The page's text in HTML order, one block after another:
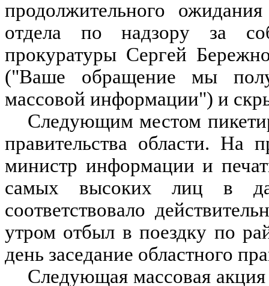
продолжительного
отдела по надзору за
прокуратуры Сергей
("Ваше обращение мы
массовой информации") и
Следующим местом
правительства области.
министр информации и
самых высоких лиц в
соответствовало
утром отбыл в поездку по
день заседание областного
Следующая массовая